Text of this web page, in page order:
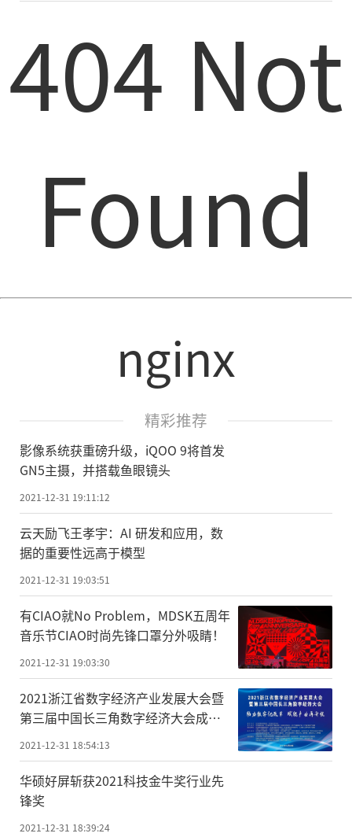
404 Not
Found
nginx
精彩推荐
影像系统获重磅升级，iQOO 9将首发
GN5主摄，并搭载鱼眼镜头
2021-12-31 19:11:12
云天励飞王孝宇：AI 研发和应用，数
据的重要性远高于模型
2021-12-31 19:03:51
有CIAO就No Problem，MDSK五周年
音乐节CIAO时尚先锋口罩分外吸睛！
2021-12-31 19:03:30
2021浙江省数字经济产业发展大会暨
第三届中国长三角数字经济大会成功
召开
2021-12-31 18:54:13
华硕好屏斩获2021科技金牛奖行业先
锋奖
2021-12-31 18:39:24